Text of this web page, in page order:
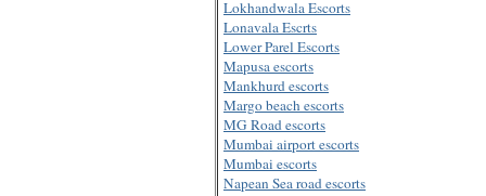
Lokhandwala Escorts
Lonavala Escrts
Lower Parel Escorts
Mapusa escorts
Mankhurd escorts
Margo beach escorts
MG Road escorts
Mumbai airport escorts
Mumbai escorts
Napean Sea road escorts